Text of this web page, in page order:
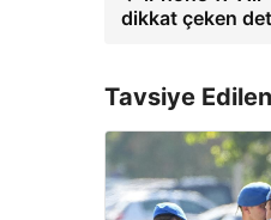
dikkat çeken
Tavsiye